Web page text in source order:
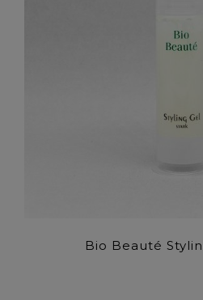
Bio Beauté